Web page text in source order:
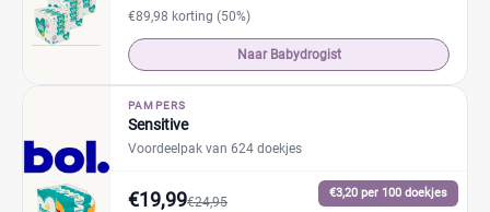
€89,98 korting (50%)
Naar Babydrogist
PAMPERS
Sensitive
Voordeelpak van 624 doekjes
€3,20 per 100 doekjes
€19,99€24,95